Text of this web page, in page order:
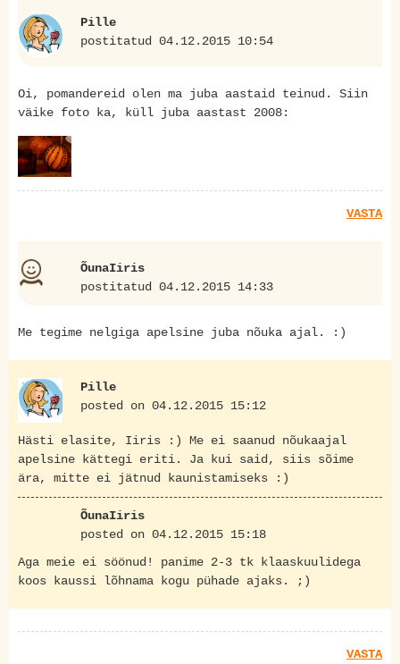
Pille
postitatud 04.12.2015 10:54
Oi, pomandereid olen ma juba aastaid teinud. Siin
väike foto ka, küll juba aastast 2008:
VASTA
ÕunaIiris
postitatud 04.12.2015 14:33
Me tegime nelgiga apelsine juba nõuka ajal. :)
Pille
posted on 04.12.2015 15:12
Hästi elasite, Iiris :) Me ei saanud nõukaajal
apelsine kättegi eriti. Ja kui said, siis sõime
ära, mitte ei jätnud kaunistamiseks :)
ÕunaIiris
posted on 04.12.2015 15:18
Aga meie ei söönud! panime 2-3 tk klaaskuulidega
koos kaussi lõhnama kogu pühade ajaks. ;)
VASTA